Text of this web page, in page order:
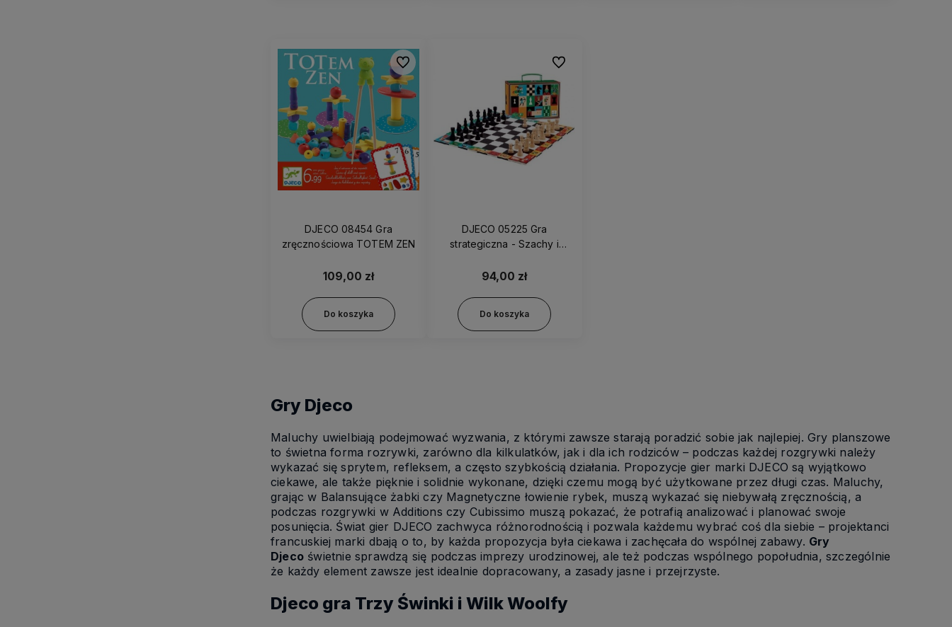
DJECO 08454 Gra
zręcznościowa TOTEM ZEN
109,00 zł
Do koszyka
Do ulubionych
DJECO 05225 Gra
strategiczna - Szachy i
94,00 zł
Do koszyka
Do ulubionych
Gry Djeco
Maluchy uwielbiają podejmować wyzwania, z którymi zawsze starają poradzić sobie jak najlepiej. Gry planszowe
to świetna forma rozrywki, zarówno dla kilkulatków, jak i dla ich rodziców – podczas każdej rozgrywki należy
wykazać się sprytem, refleksem, a często szybkością działania. Propozycje gier marki DJECO są wyjątkowo
ciekawe, ale także pięknie i solidnie wykonane, dzięki czemu mogą być użytkowane przez długi czas. Maluchy,
grając w Balansujące żabki czy Magnetyczne łowienie rybek, muszą wykazać się niebywałą zręcznością, a
podczas rozgrywki w Additions czy Cubissimo muszą pokazać, że potrafią analizować i planować swoje
posunięcia. Świat gier DJECO zachwyca różnorodnością i pozwala każdemu wybrać coś dla siebie – projektanci
francuskiej marki dbają o to, by każda propozycja była ciekawa i zachęcała do wspólnej zabawy. Gry
Djeco świetnie sprawdzą się podczas imprezy urodzinowej, ale też podczas wspólnego popołudnia, szczególnie
że każdy element zawsze jest idealnie dopracowany, a zasady jasne i przejrzyste.
Djeco gra Trzy Świnki i Wilk Woolfy